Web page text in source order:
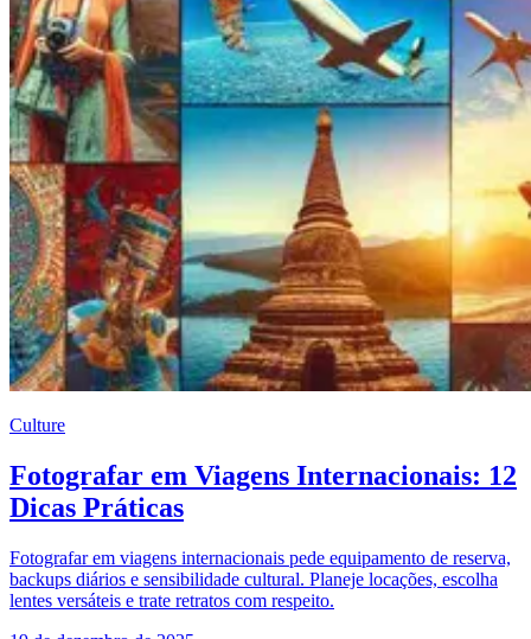
Culture
Fotografar em Viagens Internacionais: 12
Dicas Práticas
Fotografar em viagens internacionais pede equipamento de reserva,
backups diários e sensibilidade cultural. Planeje locações, escolha
lentes versáteis e trate retratos com respeito.